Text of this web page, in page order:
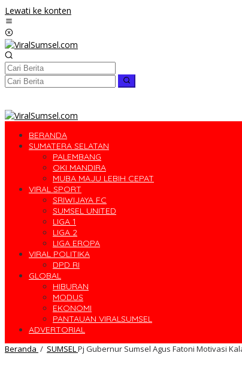
Lewati ke konten
BERANDA
SUMATERA SELATAN
PALEMBANG
OKI MANDIRA
MUBA MAJU LEBIH CEPAT
VIRAL SPORT
SRIWIJAYA FC
SUMSEL UNITED
LIGA 1
LIGA 2
LIGA EROPA
VIRAL POLITIKA
DPD RI
GLOBAL
HIBURAN
MODUS
EKONOMI
PANTAUAN VIRALSUMSEL
ADVERTORIAL
Beranda / SUMSELPj Gubernur Sumsel Agus Fatoni Motivasi